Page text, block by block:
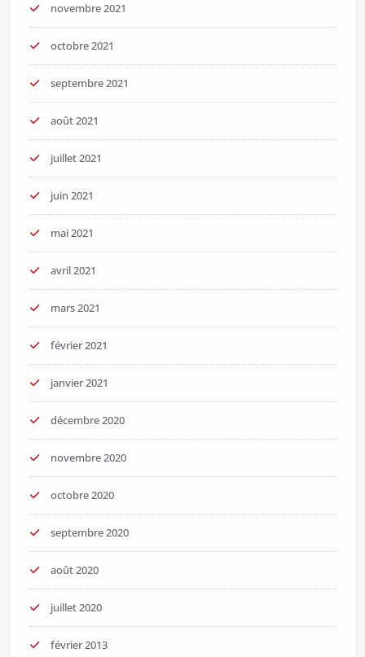
novembre 2021
octobre 2021
septembre 2021
août 2021
juillet 2021
juin 2021
mai 2021
avril 2021
mars 2021
février 2021
janvier 2021
décembre 2020
novembre 2020
octobre 2020
septembre 2020
août 2020
juillet 2020
février 2013